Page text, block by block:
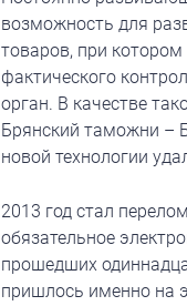
возможность для
товаров, при
фактического
орган. В качестве
Брянский таможни –
новой технологии
2013 год стал
обязательное
прошедших
пришлось именно на